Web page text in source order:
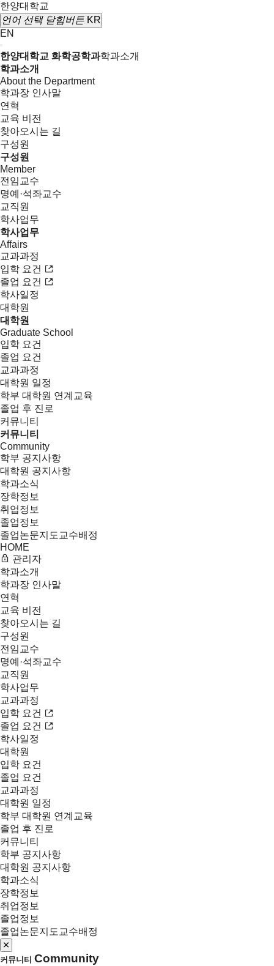
한양대학교
언어 선택 닫힘버튼 KR
EN
한양대학교 화학공학과학과소개
학과소개
About the Department
학과장 인사말
연혁
교육 비전
찾아오시는 길
구성원
구성원
Member
전임교수
명예·석좌교수
교직원
학사업무
학사업무
Affairs
교과과정
입학 요건
졸업 요건
학사일정
대학원
대학원
Graduate School
입학 요건
졸업 요건
교과과정
대학원 일정
학부 대학원 연계교육
졸업 후 진로
커뮤니티
커뮤니티
Community
학부 공지사항
대학원 공지사항
학과소식
장학정보
취업정보
졸업정보
졸업논문지도교수배정
HOME
관리자
학과소개
학과장 인사말
연혁
교육 비전
찾아오시는 길
구성원
전임교수
명예·석좌교수
교직원
학사업무
교과과정
입학 요건
졸업 요건
학사일정
대학원
입학 요건
졸업 요건
교과과정
대학원 일정
학부 대학원 연계교육
졸업 후 진로
커뮤니티
학부 공지사항
대학원 공지사항
학과소식
장학정보
취업정보
졸업정보
졸업논문지도교수배정
커뮤니티 Community